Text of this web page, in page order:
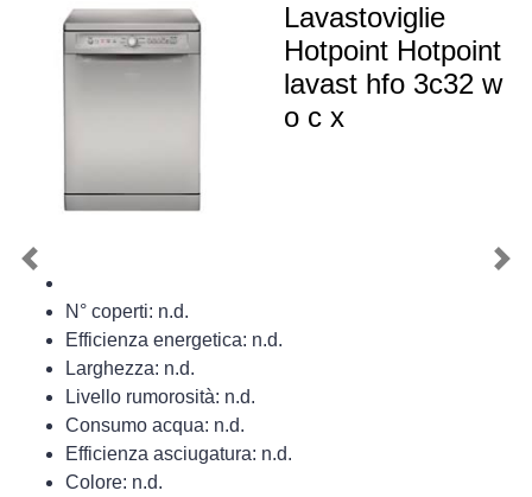
Lavastoviglie
Hotpoint Hotpoint
lavast hfo 3c32 w
o c x
N° coperti: n.d.
Efficienza energetica: n.d.
Larghezza: n.d.
Livello rumorosità: n.d.
Consumo acqua: n.d.
Efficienza asciugatura: n.d.
Colore: n.d.
Previous